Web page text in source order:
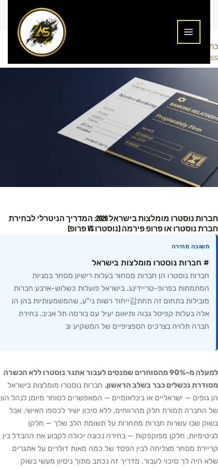
כתיבת תגובה
Addiction To
Success
חברות נוסטרו מומלצות בישראל 2026: המדריך הניטרלי לבחירת
חברת נוסטרו או פרופ פירמה (נוסטרו vs פרופ)
תשובה מהירה
# חברות נוסטרו מומלצות בישראל
חברות נוסטרו הן חברות מסחור בעלות רישיון מסחר במניות
המתמחות בפרופ-טריידינג. בישראל פועלות כשלוש-ארבע חברות
מובילות בתחום זה תחת감ייחוד רשות ני"ע, שהמשמעותיות בהן הן
אלה בעלות קפיטל גבוה ותיאום יעיל עם בורסה תל אביב. בחירת
חברה תלויה בצרכים הספציפיים של המשקיע וב
למעלה מ-90% מהסוחרים שמנסים לעבור אתגר נוסטרו ללא הכשרה
מסודרת נכשלים כבר בשלב הראשון. חברות נוסטרו מומלצות בישראל
הן גופים — ישראליים או בינלאומיים — המאפשרים לסוחר מיומן לנהל הון
של החברה תמורת חלק מהרווחים, ללא סיכון ישיר לכספו האישי. אבל
בשוק שבו עשרות חברות מתחרות על תשומת הלב שלך — חלקן
לגיטימיות, חלקן מפוקפקות — בחירה נכונה יכולה לקבוע את ההבדל בין
קריירת מסחר מצליחה לבין הפסד של כמה מאות דולרים על אתגרים
שלא היה לך סיכוי לעבור. מדריך זה נכתב מתוך ניסיון מעשי בשוק